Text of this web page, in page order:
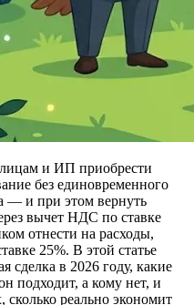
и ИП приобрести
без единовременного
— и при этом вернуть
вычет НДС по ставке
отнести на расходы,
25%. В этой статье
сделка в 2026 году, какие
подходит, а кому нет, и
реально экономит